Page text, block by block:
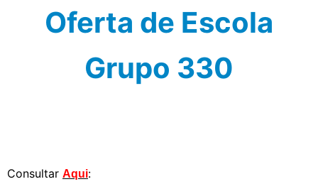
Oferta de Escola
Grupo 330
Consultar Aqui: